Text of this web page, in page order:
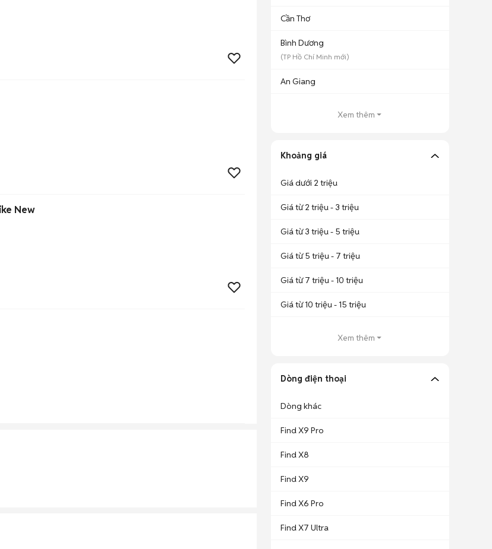
New
Cần Thơ
Bình Dương
(TP Hồ Chí Minh mới)
An Giang
Xem thêm
Khoảng giá
Giá dưới 2 triệu
Giá từ 2 triệu - 3 triệu
Giá từ 3 triệu - 5 triệu
Giá từ 5 triệu - 7 triệu
Giá từ 7 triệu - 10 triệu
Giá từ 10 triệu - 15 triệu
Xem thêm
Dòng điện thoại
Dòng khác
Find X9 Pro
Find X8
Find X9
Find X6 Pro
Find X7 Ultra